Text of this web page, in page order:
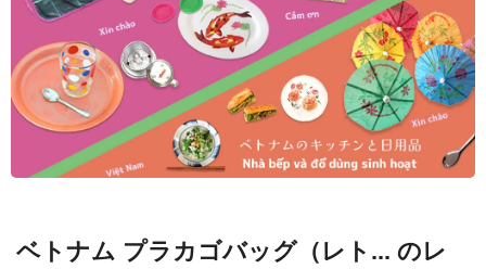
ベトナム プラカゴバッグ（レト... のレ